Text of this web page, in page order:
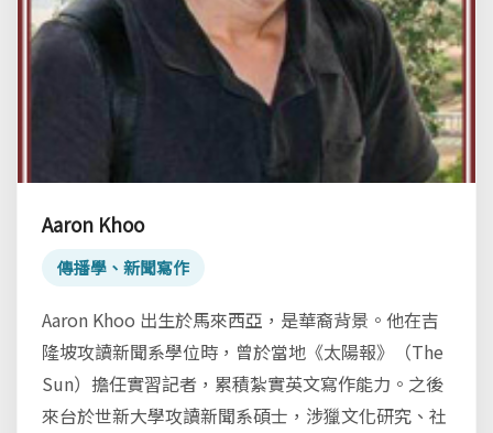
Aaron Khoo
傳播學、新聞寫作
Aaron Khoo 出生於馬來西亞，是華裔背景。他在吉
隆坡攻讀新聞系學位時，曾於當地《太陽報》（The
Sun）擔任實習記者，累積紮實英文寫作能力。之後
來台於世新大學攻讀新聞系碩士，涉獵文化研究、社